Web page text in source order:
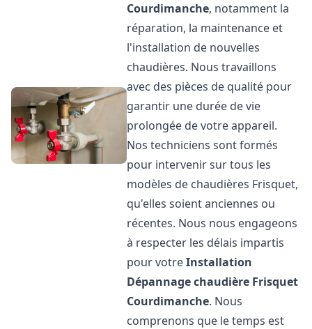
Courdimanche, notamment la
réparation, la maintenance et
l'installation de nouvelles
chaudières. Nous travaillons
avec des pièces de qualité pour
garantir une durée de vie
prolongée de votre appareil.
Nos techniciens sont formés
pour intervenir sur tous les
modèles de chaudières Frisquet,
qu'elles soient anciennes ou
récentes. Nous nous engageons
à respecter les délais impartis
pour votreInstallation
Dépannage chaudière Frisquet
Courdimanche. Nous
comprenons que le temps est